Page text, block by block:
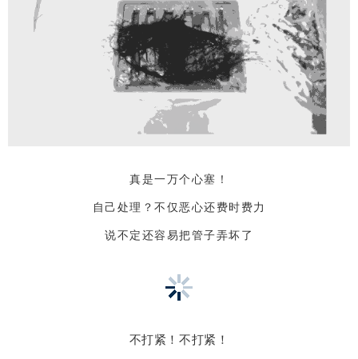
真是一万个心塞！
自己处理？不仅恶心还费时费力
说不定还容易把管子弄坏了
不打紧！不打紧！